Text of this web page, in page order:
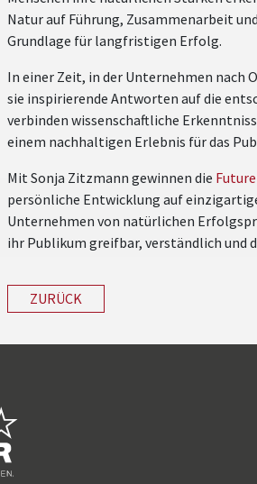
Natur auf Führung, Zusammenarbeit
Grundlage für langfristigen Erfolg.
In einer Zeit, in der Unternehmen nach
sie inspirierende Antworten auf die
verbinden wissenschaftliche
einem nachhaltigen Erlebnis für das
Mit Sonja Zitzmann gewinnen die
persönliche Entwicklung auf
Unternehmen von natürlichen
ihr Publikum greifbar, verständlich und
ZURÜCK